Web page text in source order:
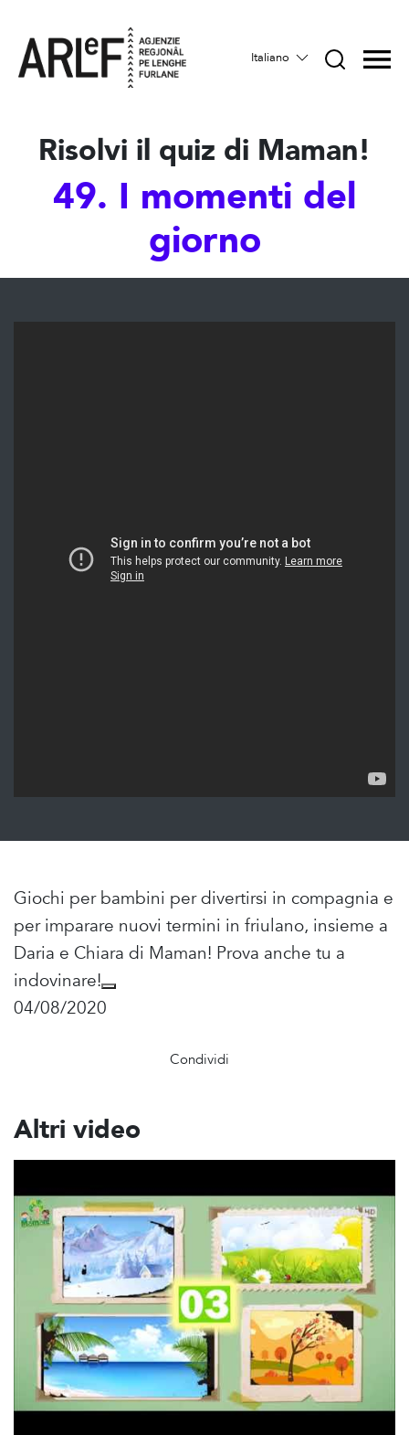
Italiano
Risolvi il quiz di Maman!
49. I momenti del
giorno
Giochi per bambini per divertirsi in compagnia e
per imparare nuovi termini in friulano, insieme a
Daria e Chiara di Maman! Prova anche tu a
indovinare!
04/08/2020
Condividi
Altri video